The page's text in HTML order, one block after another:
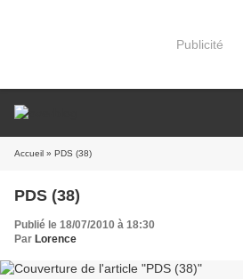
Publicité
Accueil » PDS (38)
PDS (38)
Publié le 18/07/2010 à 18:30
Par Lorence